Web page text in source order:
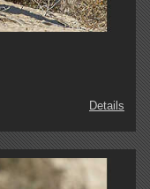
Details